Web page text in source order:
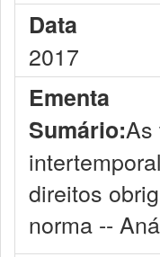
Data
2017
Ementa
Sumário:As
direitos
norma --